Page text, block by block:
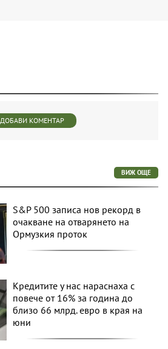
ДОБАВИ КОМЕНТАР
ВИЖ ОЩЕ
S&P 500 записа нов рекорд в
очакване на отварянето на
Ормузкия проток
Кредитите у нас нараснаха с
повече от 16% за година до
близо 66 млрд. евро в края на
юни